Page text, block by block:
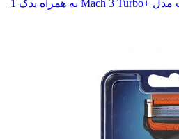
خودتراش سه لبه ژیلت مدل +Mach 3 Turbo به همراه یدک 1